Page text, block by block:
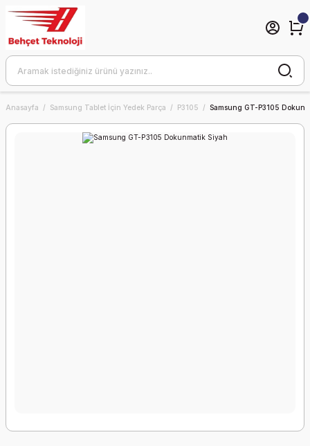
Anasayfa Samsung Tablet İçin Yedek Parça P3105 Samsung GT-P3105